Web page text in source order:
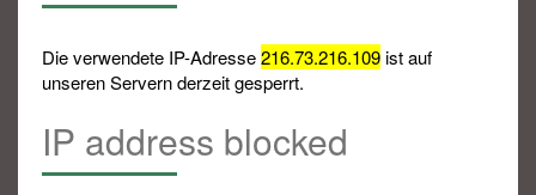
Die verwendete IP-Adresse216.73.216.109ist auf
unseren Servern derzeit gesperrt.
IP address blocked